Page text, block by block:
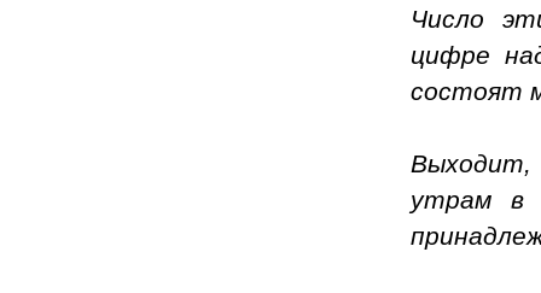
Число
цифре
состоят
Выходит,
утрам в